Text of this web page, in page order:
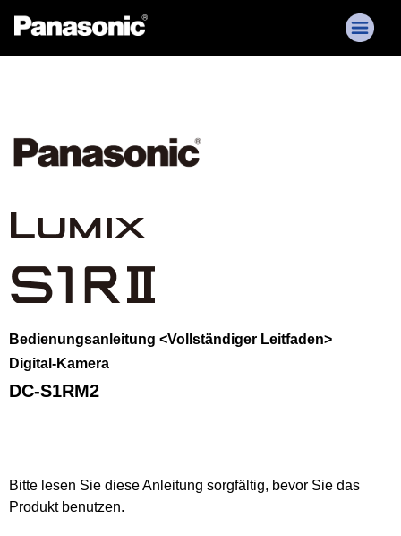
Bedienungsanleitung <Vollständiger Leitfaden>
Digital-Kamera
DC-S1RM2
Bitte lesen Sie diese Anleitung sorgfältig, bevor Sie das
Produkt benutzen.